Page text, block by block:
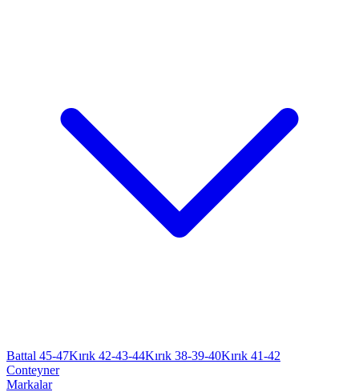
Battal 45-47Kırık 42-43-44Kırık 38-39-40Kırık 41-42
Conteyner
Markalar